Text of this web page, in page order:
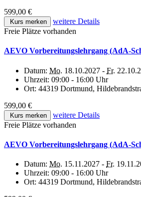
599,00 €
Kurs merken
weitere Details
Freie Plätze vorhanden
AEVO Vorbereitungslehrgang (AdA-
Datum: Mo. 18.10.2027 - Fr.
Uhrzeit: 09:00 - 16:00 Uhr
Ort: 44319 Dortmund,
599,00 €
Kurs merken
weitere Details
Freie Plätze vorhanden
AEVO Vorbereitungslehrgang (AdA-
Datum: Mo. 15.11.2027 - Fr.
Uhrzeit: 09:00 - 16:00 Uhr
Ort: 44319 Dortmund,